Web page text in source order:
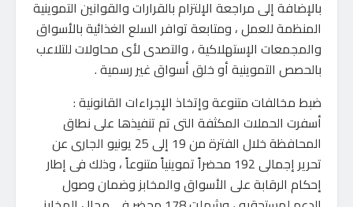
بالإضافة إلى مراجعة الإلتزام بالقرارات والقوانين التموينية
المنظمة للعمل ، ومتابعة توافر السلع الغذائية بالأسواق
والمجمعات الإستهلاكية ، والتصدى لأى محاولات للتلاعب
بالحصص التموينية أو خلق أسواق غير رسمية .
ضبط مخالفات متنوعة وإتخاذ الإجراءات القانونية :
أسفرت الحملات المكثفة التى تم تنفيذها على نطاق
المحافظة خلال الفترة من 19 إلى 25 يونيو الجارى عن
تحرير إجمالى 192 محضراً تموينياً متنوعاً ، وذلك فى إطار
إحكام الرقابة على الأسواق والمخابز وضمان وصول